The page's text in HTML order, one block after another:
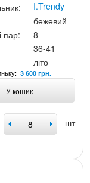
I.Trendy
бежевий
пар:
8
36-41
літо
3 600 грн.
У кошик
шт